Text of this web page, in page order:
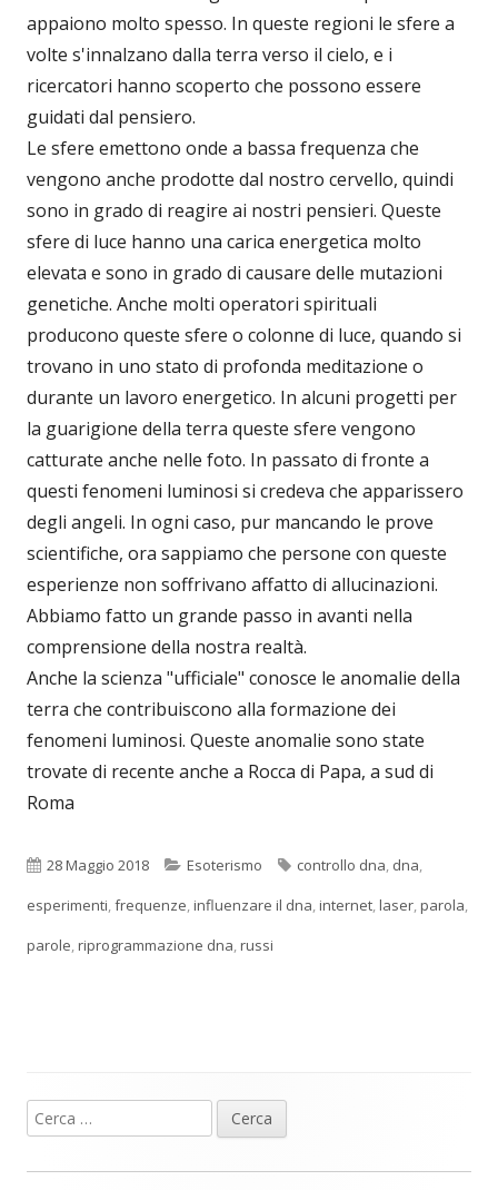
appaiono molto spesso. In queste regioni le sfere a
volte s'innalzano dalla terra verso il cielo, e i
ricercatori hanno scoperto che possono essere
guidati dal pensiero.
Le sfere emettono onde a bassa frequenza che
vengono anche prodotte dal nostro cervello, quindi
sono in grado di reagire ai nostri pensieri. Queste
sfere di luce hanno una carica energetica molto
elevata e sono in grado di causare delle mutazioni
genetiche. Anche molti operatori spirituali
producono queste sfere o colonne di luce, quando si
trovano in uno stato di profonda meditazione o
durante un lavoro energetico. In alcuni progetti per
la guarigione della terra queste sfere vengono
catturate anche nelle foto. In passato di fronte a
questi fenomeni luminosi si credeva che apparissero
degli angeli. In ogni caso, pur mancando le prove
scientifiche, ora sappiamo che persone con queste
esperienze non soffrivano affatto di allucinazioni.
Abbiamo fatto un grande passo in avanti nella
comprensione della nostra realtà.
Anche la scienza "ufficiale" conosce le anomalie della
terra che contribuiscono alla formazione dei
fenomeni luminosi. Queste anomalie sono state
trovate di recente anche a Rocca di Papa, a sud di
Roma
Pubblicato
28 Maggio 2018 Categorie
Esoterismo Tag
controllo dna, dna,
esperimenti,frequenze,influenzare il dna,internet,laser,parola,
parole,riprogrammazione dna,russi
Barra
laterale
Ricerca
per: